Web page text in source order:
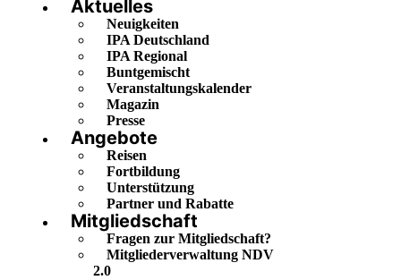
Aktuelles
Neuigkeiten
IPA Deutschland
IPA Regional
Buntgemischt
Veranstaltungskalender
Magazin
Presse
Angebote
Reisen
Fortbildung
Unterstützung
Partner und Rabatte
Mitgliedschaft
Fragen zur Mitgliedschaft?
Mitgliederverwaltung NDV
2.0